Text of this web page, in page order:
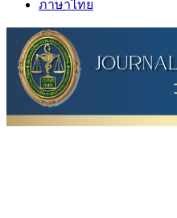
ภาษาไทย